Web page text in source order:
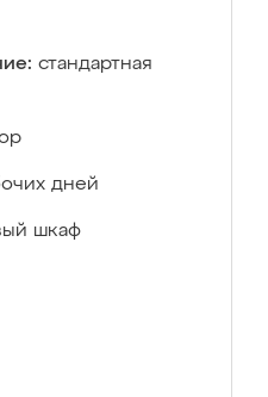
стандартная
дней
шкаф